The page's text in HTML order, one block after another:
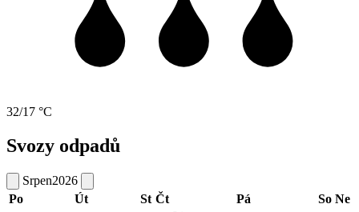
32/17 °C
Svozy odpadů
Srpen2026
Po
Út St Čt Pá So Ne